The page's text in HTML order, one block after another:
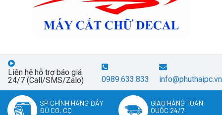
Liên hệ hỗ trợ báo giá
24/7 (Call/SMS/Zalo)
0989.633.833 info@phuthaipc.vn
SP CHÍNH HÃNG ĐẦY
ĐỦ CO, CQ
GIAO HÀNG TOÀN
QUỐC 24/7